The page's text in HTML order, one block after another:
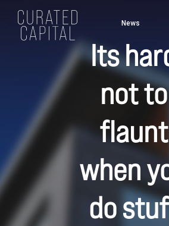
News
Its
not to
flaunt
when
do